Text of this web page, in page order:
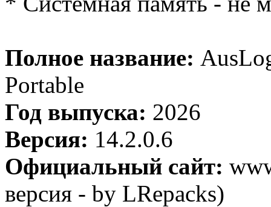
Полное название:
Portable
Год выпуска: 2026
Версия: 14.2.0.6
Официальный сайт:
версия - by LRepacks)